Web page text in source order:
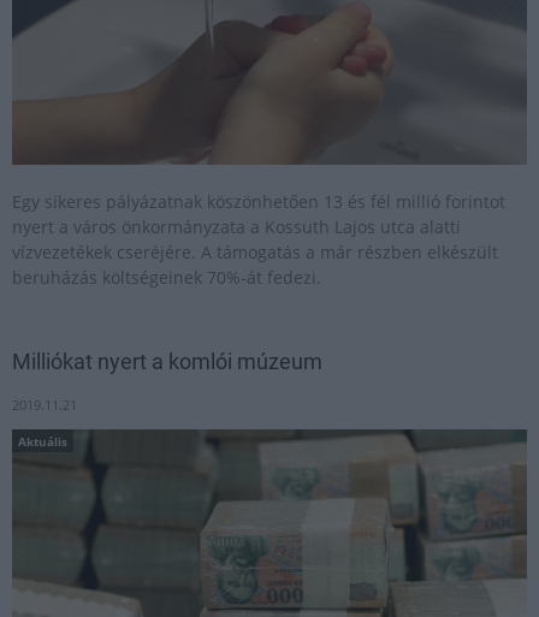
Egy sikeres pályázatnak köszönhetően 13 és fél millió forintot
nyert a város önkormányzata a Kossuth Lajos utca alatti
vízvezetékek cseréjére. A támogatás a már részben elkészült
beruházás költségeinek 70%-át fedezi.
Milliókat nyert a komlói múzeum
2019.11.21
Aktuális